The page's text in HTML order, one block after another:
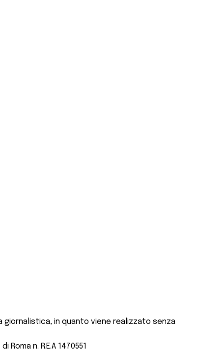
in quanto viene realizzato senza
n. R.E.A 1470551